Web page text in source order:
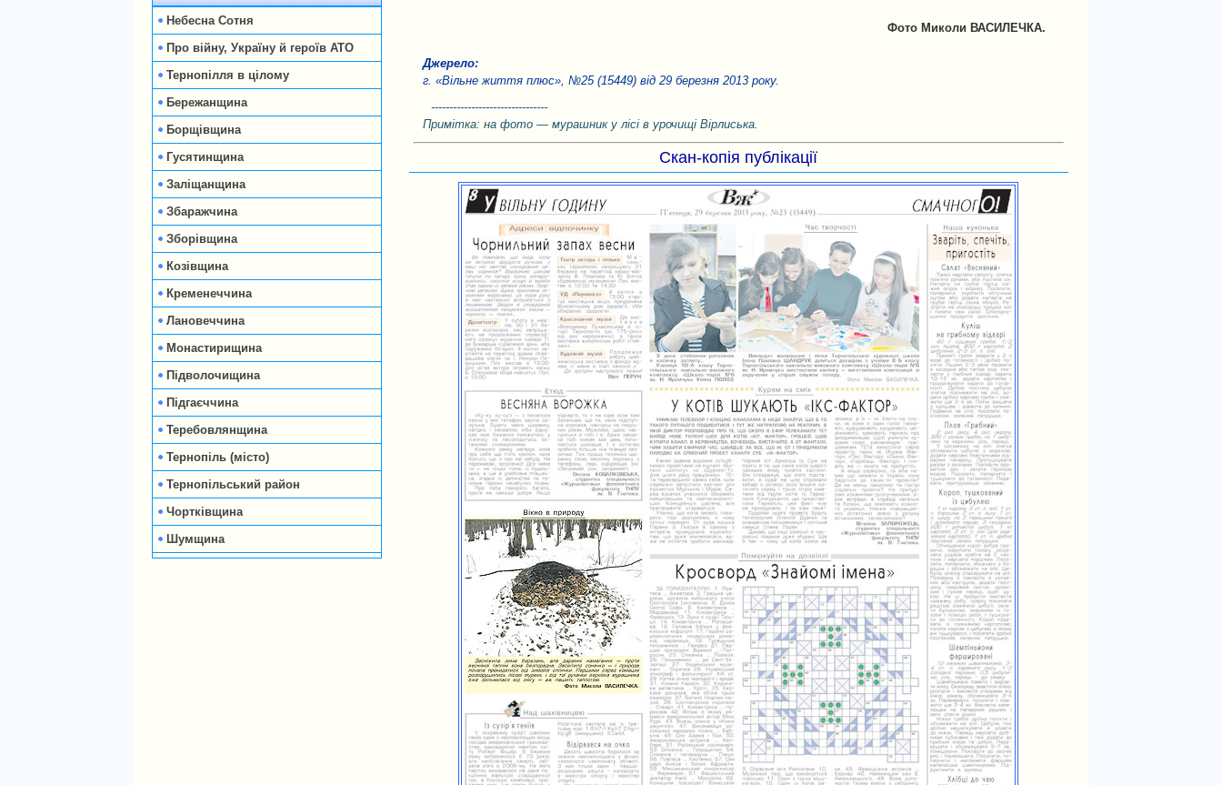
Небесна Сотня
Про війну, Україну й героїв АТО
Тернопілля в цілому
Бережанщина
Борщівщина
Гусятинщина
Заліщанщина
Збаражчина
Зборівщина
Козівщина
Кременеччина
Лановеччина
Монастирищина
Підволочищина
Підгаєччина
Теребовлянщина
Тернопіль (місто)
Тернопільський район
Чортківщина
Шумщина
Фото Миколи ВАСИЛЕЧКА.
Джерело:
г. «Вільне життя плюс», №25 (15449) від 29 березня 2013 року.
--------------------------------
Примітка: на фото — мурашник у лісі в урочищі Вірлиська.
Скан-копія публікації